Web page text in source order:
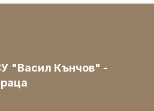
"Васил Кънчов" -